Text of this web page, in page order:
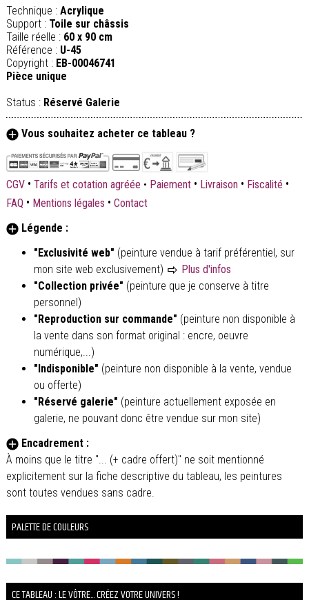
Technique : Acrylique
Support : Toile sur châssis
Taille réelle : 60 x 90 cm
Référence : U-45
Copyright : EB-00046741
Pièce unique
Status : Réservé Galerie
Vous souhaitez acheter ce tableau ?
CGV • Tarifs et cotation agréée • Paiement • Livraison • Fiscalité •
FAQ • Mentions légales • Contact
Légende :
"Exclusivité web" (peinture vendue à tarif préférentiel, sur
mon site web exclusivement)
Plus d'infos
"Collection privée" (peinture que je conserve à titre
personnel)
"Reproduction sur commande" (peinture non disponible à
la vente dans son format original : encre, oeuvre
numérique,...)
"Indisponible" (peinture non disponible à la vente, vendue
ou offerte)
"Réservé galerie" (peinture actuellement exposée en
galerie, ne pouvant donc être vendue sur mon site)
Encadrement :
À moins que le titre "... (+ cadre offert)" ne soit mentionné
explicitement sur la fiche descriptive du tableau, les peintures
sont toutes vendues sans cadre.
PALETTE DE COULEURS
CE TABLEAU : LE VÔTRE... CRÉEZ VOTRE UNIVERS !